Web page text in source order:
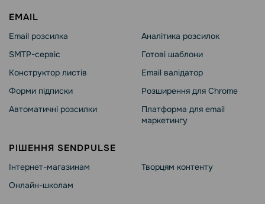
EMAIL
Email розсилка
SMTP-сервіс
Конструктор листів
Форми підписки
Автоматичні розсилки
Аналітика розсилок
Готові шаблони
Email валідатор
Розширення для Chrome
Платформа для email
маркетингу
РІШЕННЯ SENDPULSE
Інтернет-магазинам
Онлайн-школам
Творцям контенту